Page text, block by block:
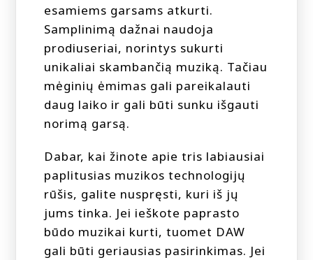
esamiems garsams atkurti.
Samplinimą dažnai naudoja
prodiuseriai, norintys sukurti
unikaliai skambančią muziką. Tačiau
mėginių ėmimas gali pareikalauti
daug laiko ir gali būti sunku išgauti
norimą garsą.
Dabar, kai žinote apie tris labiausiai
paplitusias muzikos technologijų
rūšis, galite nuspręsti, kuri iš jų
jums tinka. Jei ieškote paprasto
būdo muzikai kurti, tuomet DAW
gali būti geriausias pasirinkimas. Jei